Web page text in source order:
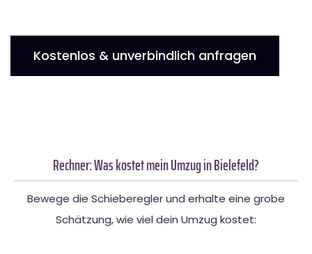
Kostenlos & unverbindlich anfragen
Rechner: Was kostet mein Umzug in Bielefeld?
Bewege die Schieberegler und erhalte eine grobe
Schätzung, wie viel dein Umzug kostet: